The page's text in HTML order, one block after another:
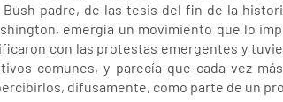
padre, de las tesis del fin de la
emergía un movimiento que lo
con las protestas emergentes y
comunes, y parecía que cada vez
difusamente, como parte de un